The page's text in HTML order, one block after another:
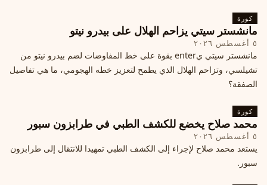
كورة
مانشستر سيتي يزاحم الهلال على بيدرو نيتو
٥ أغسطس ٢٠٢٦
مانشستر سيتي يenter بقوة على خط المفاوضات لضم بيدرو نيتو من
تشيلسي، وتزاحم الهلال الذي يطمح لتعزيز خطه الهجومي، ما هي تفاصيل
الصفقة؟
كورة
محمد صلاح يخضع للكشف الطبي في طرابزون سبور
٥ أغسطس ٢٠٢٦
يستعد محمد صلاح لإجراء إلى الكشف الطبي تمهيدا للانتقال إلى طرابزون
سبور.